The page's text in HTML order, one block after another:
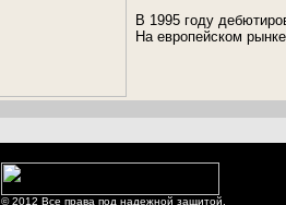
В 1995 году
На европейском
© 2012 Все права под надежной защитой.